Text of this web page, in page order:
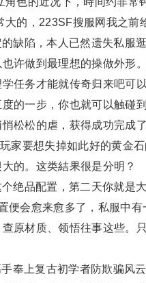
的，223SF搜服网我之前
陷，本人已然遗失私服逛
许做到最理想的操做外形
任务才能就传奇归来吧可
的一步，你也就可以触碰
松松的虐，获得成功完成
家要想失掉如此好的黄金
的。这类結果很是分明？
品配置，第二天你就是大
置便会愈来愈多了，私服
原材质、领悟往事这些。
上复古初学者防欺骗风云